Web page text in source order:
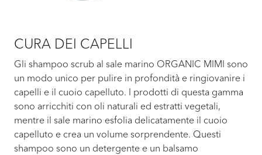
CURA DEI CAPELLI
Gli shampoo scrub al sale marino ORGANIC MIMI sono
un modo unico per pulire in profondità e ringiovanire i
capelli e il cuoio capelluto. I prodotti di questa gamma
sono arricchiti con oli naturali ed estratti vegetali,
mentre il sale marino esfolia delicatamente il cuoio
capelluto e crea un volume sorprendente. Questi
shampoo sono un detergente e un balsamo